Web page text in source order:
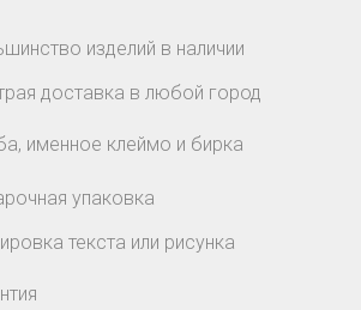
изделий в наличии
доставка в любой город
упаковка
текста или рисунка
именное клеймо и бирка